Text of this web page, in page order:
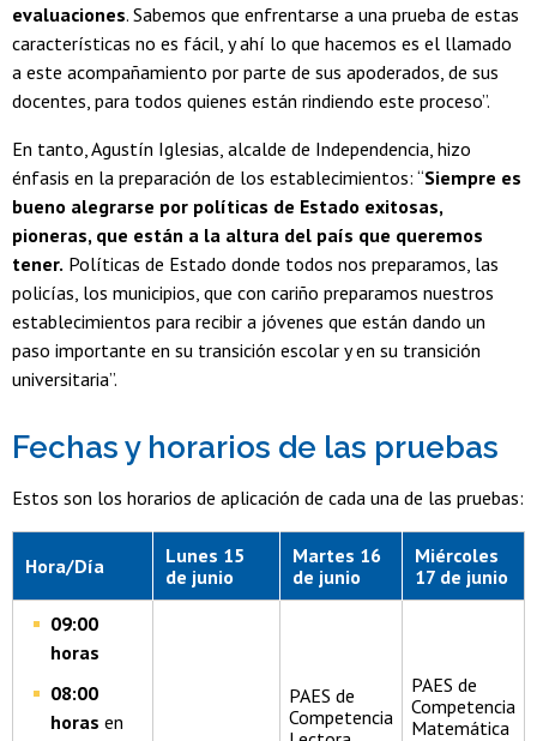
evaluaciones. Sabemos que enfrentarse a una prueba de estas
características no es fácil, y ahí lo que hacemos es el llamado
a este acompañamiento por parte de sus apoderados, de sus
docentes, para todos quienes están rindiendo este proceso”.
En tanto, Agustín Iglesias, alcalde de Independencia, hizo
énfasis en la preparación de los establecimientos: “Siempre es
bueno alegrarse por políticas de Estado exitosas,
pioneras, que están a la altura del país que queremos
tener. Políticas de Estado donde todos nos preparamos, las
policías, los municipios, que con cariño preparamos nuestros
establecimientos para recibir a jóvenes que están dando un
paso importante en su transición escolar y en su transición
universitaria”.
Fechas y horarios de las pruebas
Estos son los horarios de aplicación de cada una de las pruebas:
Hora/Día
Lunes 15
de junio
Martes 16
de junio
Miércoles
17 de junio
09:00
horas
08:00
horas en
PAES de
Competencia
PAES de
Competencia
Matemática